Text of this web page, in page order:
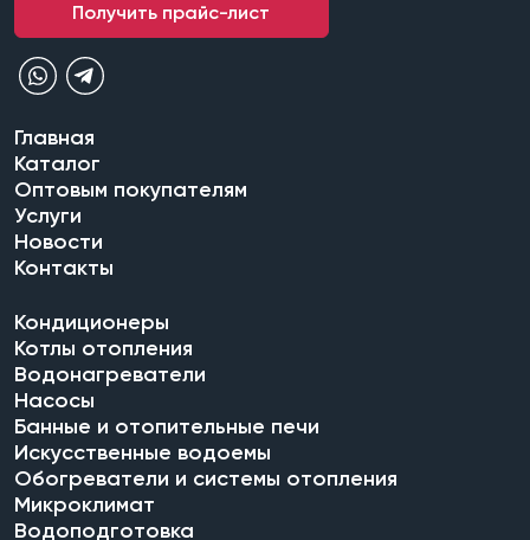
Получить прайс-лист
Главная
Каталог
Оптовым покупателям
Услуги
Новости
Контакты
Кондиционеры
Котлы отопления
Водонагреватели
Насосы
Банные и отопительные печи
Искусственные водоемы
Обогреватели и системы отопления
Микроклимат
Водоподготовка